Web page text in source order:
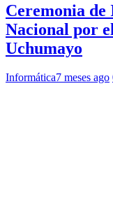
Ceremonia de
Nacional por
Uchumayo
Informática7 meses ago